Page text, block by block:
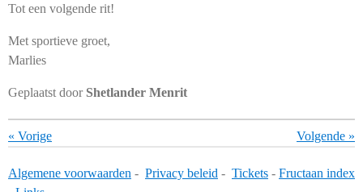
Tot een volgende rit!
Met sportieve groet,
Marlies
Geplaatst door Shetlander Menrit
« Vorige Volgende »
Algemene voorwaarden - Privacy beleid - Tickets - Fructaan index